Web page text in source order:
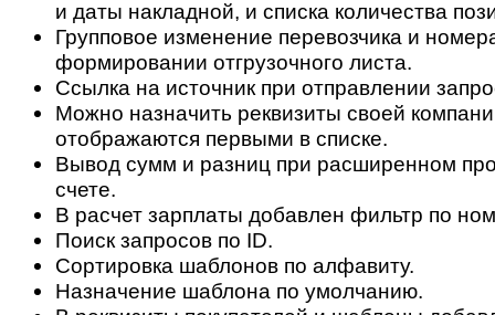
и даты накладной, и списка количества
Групповое изменение перевозчика и
формировании отгрузочного листа.
Ссылка на источник при отправлении
Можно назначить реквизиты своей
отображаются первыми в списке.
Вывод сумм и разниц при расширенном
счете.
В расчет зарплаты добавлен фильтр по
Поиск запросов по ID.
Сортировка шаблонов по алфавиту.
Назначение шаблона по умолчанию.